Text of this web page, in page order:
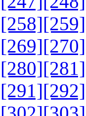
[258][259]
[269][270]
[280][281]
[291][292]